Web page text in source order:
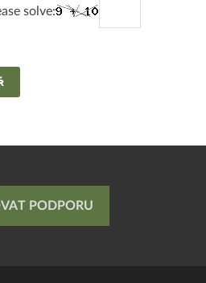
solve:
PODPORU